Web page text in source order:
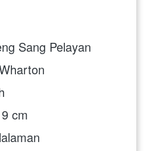
Sang Pelayan
cm